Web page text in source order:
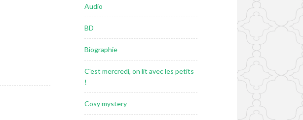
Audio
BD
Biographie
C'est mercredi, on lit avec les petits
!
Cosy mystery